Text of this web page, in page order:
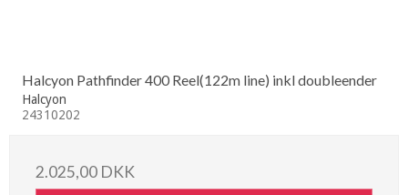
Halcyon Pathfinder 400 Reel(122m line) inkl doubleender
Halcyon
24310202
2.025,00 DKK